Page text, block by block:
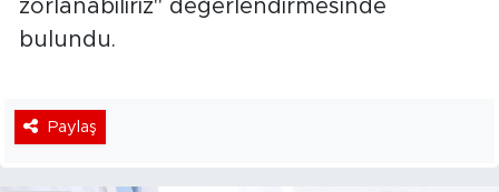
zorlanabiliriz" değerlendirmesinde
bulundu.
Paylaş